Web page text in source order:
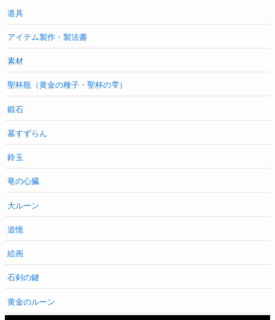
道具
アイテム製作・製法書
素材
聖杯瓶（黄金の種子・聖杯の雫）
鍛石
墓すずらん
鈴玉
竜の心臓
大ルーン
追憶
絵画
石剣の鍵
黄金のルーン